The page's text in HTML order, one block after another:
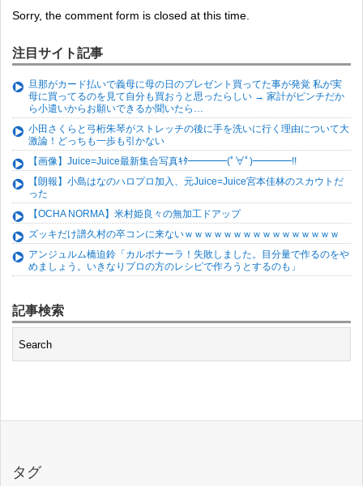
Sorry, the comment form is closed at this time.
注目サイト記事
旦那がカード払いで義母に母の日のプレゼント買ってた事が発覚 私が実
母に買ってるのを見て自分も買おうと思ったらしい → 家計がピンチだか
ら小遣いからお願いできるか聞いたら…
小田さくらと弓桁朱琴がストレッチの後に手を洗いに行く理由について大
激論！どっちも一歩も引かない
【画像】Juice=Juice最新集合写真ｷﾀ━━━━(ﾟ∀ﾟ)━━━━!!
【朗報】小島はなのハロプロ加入、元Juice=Juice宮本佳林のスカウトだ
った
【OCHA NORMA】米村姫良々の無加工ドアップ
ズッキだけ譜久村の卒コンに来ないｗｗｗｗｗｗｗｗｗｗｗｗｗｗｗｗ
アンジュルム橋迫鈴「カルボナーラ！失敗しました。目分量で作るのをや
めましょう。いきなりプロの方のレシピで作ろうとするのも」
記事検索
タグ